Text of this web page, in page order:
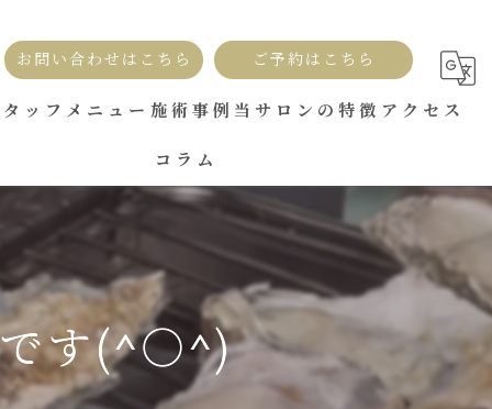
お問い合わせはこちら ご予約はこちら
ッフ メニュー 施術事例 当サロンの特徴
セルフ脱毛
広島市南区でO脚改善！美脚トレーニングサービス
ヒップアップ
骨盤
美脚
アクセス
コラム
です(^○^)